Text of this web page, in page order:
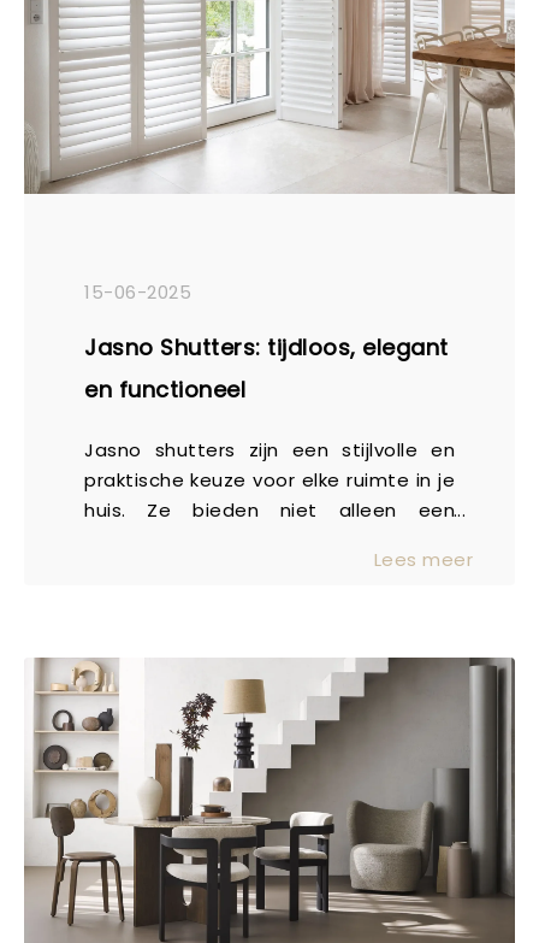
15-06-2025
Jasno Shutters: tijdloos, elegant
en functioneel
Jasno shutters zijn een stijlvolle en
praktische keuze voor elke ruimte in je
huis. Ze bieden niet alleen een
ook verschillende functies, zoals het
klassieke of moderne inrichting,
shutters passen altijd perfect bij jouw
interieur.
Lees meer